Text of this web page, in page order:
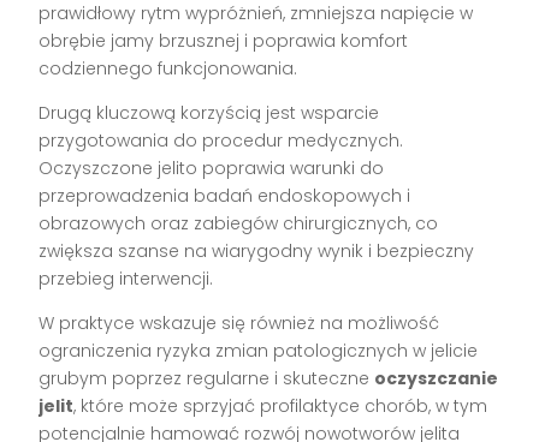
prawidłowy rytm wypróżnień, zmniejsza napięcie w
obrębie jamy brzusznej i poprawia komfort
codziennego funkcjonowania.
Drugą kluczową korzyścią jest wsparcie
przygotowania do procedur medycznych.
Oczyszczone jelito poprawia warunki do
przeprowadzenia badań endoskopowych i
obrazowych oraz zabiegów chirurgicznych, co
zwiększa szanse na wiarygodny wynik i bezpieczny
przebieg interwencji.
W praktyce wskazuje się również na możliwość
ograniczenia ryzyka zmian patologicznych w jelicie
grubym poprzez regularne i skuteczne oczyszczanie
jelit, które może sprzyjać profilaktyce chorób, w tym
potencjalnie hamować rozwój nowotworów jelita